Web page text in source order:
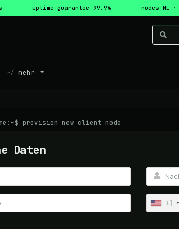
uptime guarantee 99.9% nodes NL ·
mehr
provision new client node
Daten
+1